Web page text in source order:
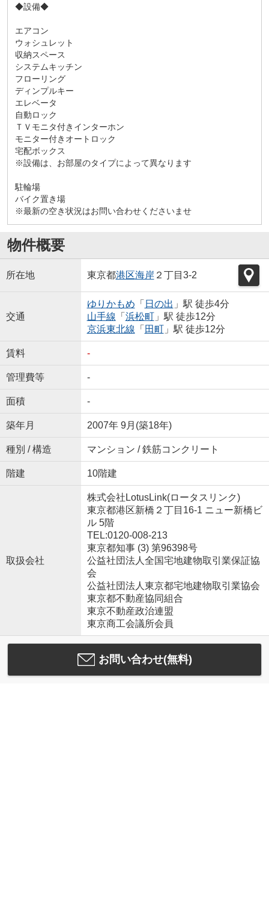
◆設備◆
エアコン
ウォシュレット
収納スペース
システムキッチン
フローリング
ディンプルキー
エレベータ
自動ロック
ＴＶモニタ付きインターホン
モニター付きオートロック
宅配ボックス
※設備は、お部屋のタイプによって異なります
駐輪場
バイク置き場
※最新の空き状況はお問い合わせくださいませ
物件概要
所在地 東京都港区海岸 ２丁目3-2
交通
ゆりかもめ 「 日の出 」駅 徒歩4分
山手線 「 浜松町」駅 徒歩12分
京浜東北線 「 田町」駅 徒歩12分
賃料 -
管理費等 -
面積 -
築年月 2007年 9月(築18年)
種別 / 構造 マンション / 鉄筋コンクリート
階建 10階建
取扱会社
株式会社LotusLink(ロータスリンク)
東京都港区新橋２丁目16-1 ニュー新橋ビ
ル 5階
TEL:0120-008-213
東京都知事 (3) 第96398号
公益社団法人全国宅地建物取引業保証協
会
公益社団法人東京都宅地建物取引業協会
東京都不動産協同組合
東京不動産政治連盟
東京商工会議所会員
お問い合わせ(無料)